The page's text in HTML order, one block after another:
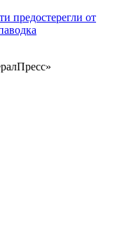
предостерегли от